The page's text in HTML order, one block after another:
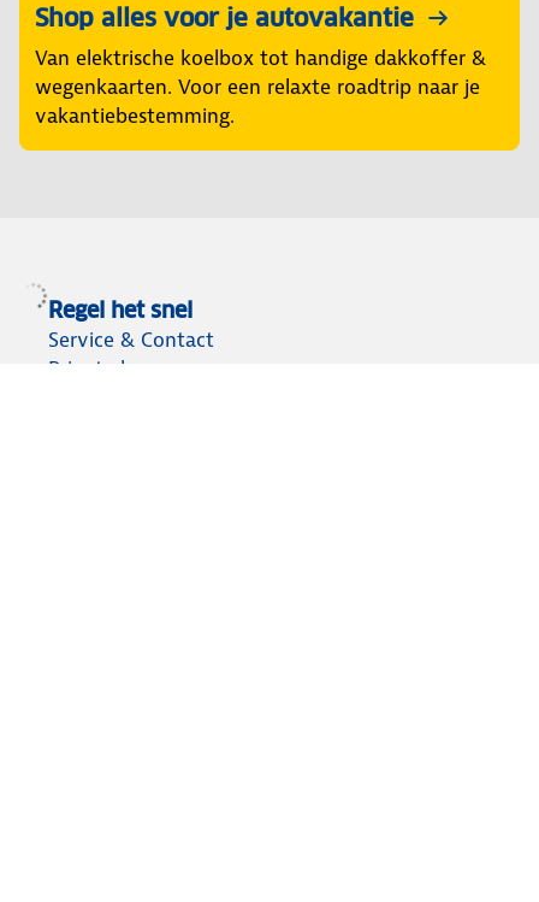
Shop alles voor je autovakantie
Van elektrische koelbox tot handige dakkoffer &
wegenkaarten. Voor een relaxte roadtrip naar je
vakantiebestemming.
Regel het snel
Service & Contact
Private lease